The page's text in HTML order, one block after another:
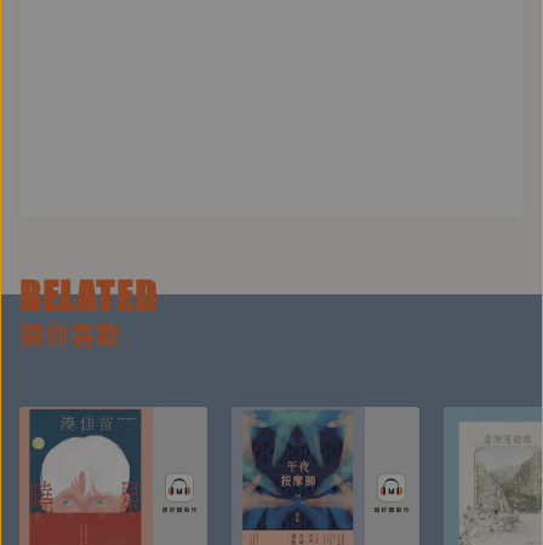
RELATED
猜你喜歡